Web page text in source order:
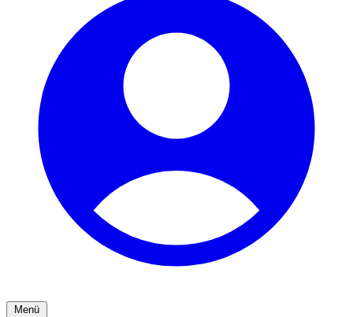
Menü